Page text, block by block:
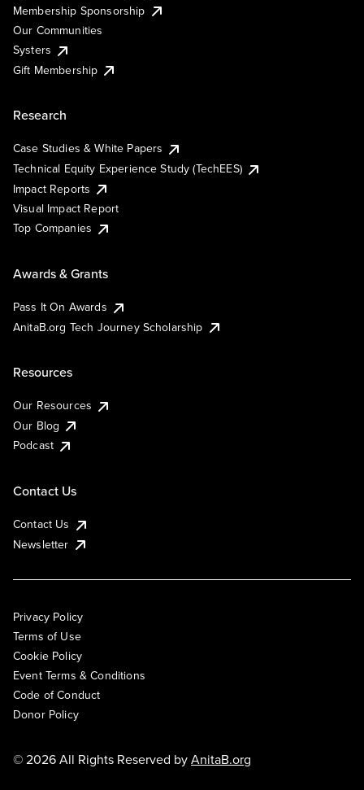
Membership Sponsorship
Our Communities
Systers
Gift Membership
Research
Case Studies & White Papers
Technical Equity Experience Study (TechEES)
Impact Reports
Visual Impact Report
Top Companies
Awards & Grants
Pass It On Awards
AnitaB.org Tech Journey Scholarship
Resources
Our Resources
Our Blog
Podcast
Contact Us
Contact Us
Newsletter
Privacy Policy
Terms of Use
Cookie Policy
Event Terms & Conditions
Code of Conduct
Donor Policy
© 2026 All Rights Reserved byAnitaB.org